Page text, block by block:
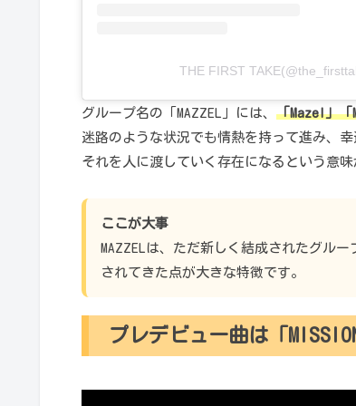
THE FIRST
グループ名の「MAZZEL」には、 「Mazel」「
迷路のような状況でも情熱を持って進み、幸
それを人に渡していく存在になるという意
ここが大事
MAZZELは、ただ新しく結成されたグル
されてきた点が大きな特徴です。
プレデビュー曲は「